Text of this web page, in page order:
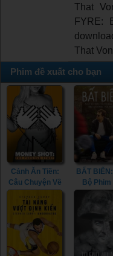
That
FYRE:
That
Phim đề xuất cho bạn
Cảnh Ăn Tiền:
Câu Chuyện Về
- Money Shot:
The Pornhub
Story (2023)
BẤT
Bộ Phim
(2023) -
A Michael
Movie